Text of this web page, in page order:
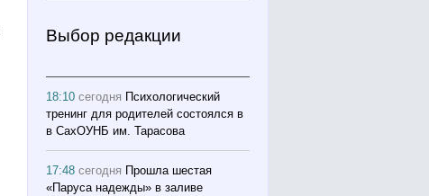
Выбор редакции
18:10сегодня Психологический
тренинг для родителей состоялся в
в СахОУНБ им. Тарасова
17:48сегодня Прошла шестая
«Паруса надежды» в заливе